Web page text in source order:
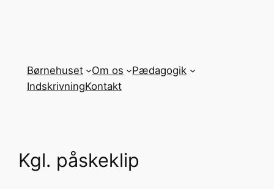
Børnehuset
Om os
Pædagogik
IndskrivningKontakt
Kgl. påskeklip